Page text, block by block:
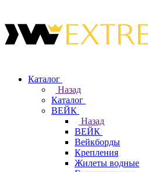
Каталог
Назад
Каталог
ВЕЙК
Назад
ВЕЙК
Вейкборды
Крепления
Жилеты водные